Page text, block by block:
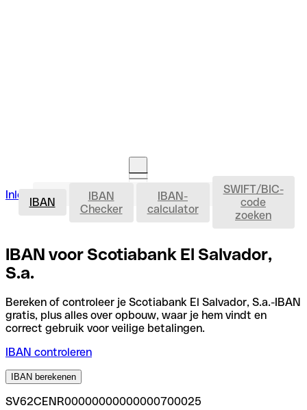
Inloggen Rekening openen IBAN
IBAN
IBAN
Checker
IBAN-
calculator
SWIFT/BIC-
code
zoeken
IBAN voor Scotiabank El Salvador,
S.a.
Bereken of controleer je Scotiabank El Salvador, S.a.-IBAN
gratis, plus alles over opbouw, waar je hem vindt en
correct gebruik voor veilige betalingen.
IBAN controleren
IBAN berekenen
SV62CENR00000000000000700025